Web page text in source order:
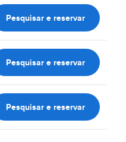
Pesquisar e reservar
Pesquisar e reservar
Pesquisar e reservar